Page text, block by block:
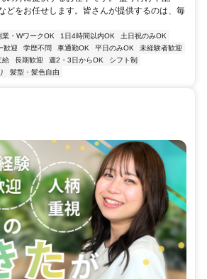
どをお任せします。皆さんが提供するのは、毎
業・WワークOK 1日4時間以内OK
土日祝のみOK
歓迎 学歴不問 車通勤OK 平日のみOK
未経験者歓迎
給 長期歓迎 週2・3日からOK
シフト制
髪型・髪色自由